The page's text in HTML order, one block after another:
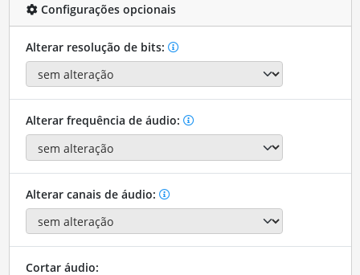
Configurações opcionais
Alterar resolução de bits:
Alterar frequência de áudio:
Alterar canais de áudio:
Cortar áudio: